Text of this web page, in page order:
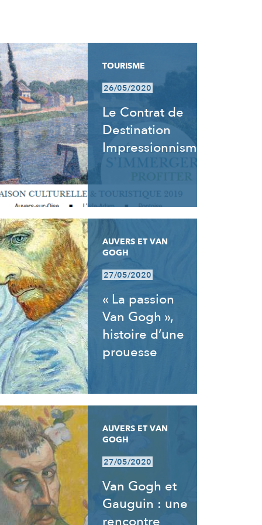
TOURISME
26/05/2020
Le Contrat de
Destination
Impressionnisme
AUVERS ET VAN
GOGH
27/05/2020
« La passion
Van Gogh »,
histoire d’une
prouesse
AUVERS ET VAN
GOGH
27/05/2020
Van Gogh et
Gauguin : une
rencontre